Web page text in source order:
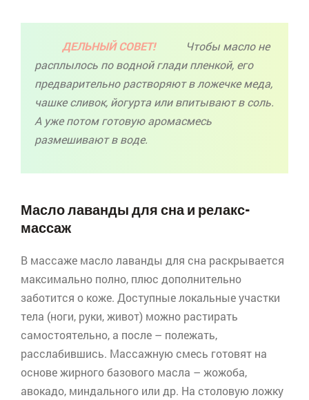
ДЕЛЬНЫЙ СОВЕТ!
Чтобы масло не
расплылось по водной глади пленкой, его
предварительно растворяют в ложечке меда,
чашке сливок, йогурта или впитывают в соль.
А уже потом готовуюаромасмесь
размешивают в воде.
Масло лаванды для сна и релакс-
массаж
В массаже масло лаванды для сна раскрывается
максимально полно, плюс дополнительно
заботится о коже. Доступные локальные участки
тела (ноги, руки, живот) можно растирать
самостоятельно, а после – полежать,
расслабившись. Массажную смесь готовят на
основе жирного базового масла – жожоба,
авокадо, миндального или др. На столовую ложку